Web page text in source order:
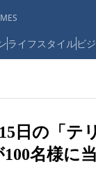
ライフスタイルビ
15日の「
名様に